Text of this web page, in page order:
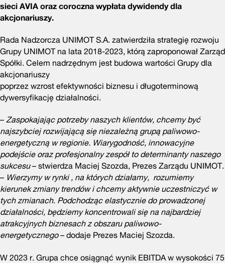
sieci AVIA oraz coroczna wypłata dywidendy dla
akcjonariuszy.
Rada Nadzorcza UNIMOT S.A. zatwierdziła strategię rozwoju
Grupy UNIMOT na lata 2018-2023, którą zaproponował Zarząd
Spółki. Celem nadrzędnym jest budowa wartości Grupy dla
akcjonariuszy
poprzez wzrost efektywności biznesu i długoterminową
dywersyfikację działalności.
– Zaspokajając potrzeby naszych klientów, chcemy być
najszybciej rozwijającą się niezależną grupą paliwowo-
energetyczną w regionie. Wiarygodność, innowacyjne
podejście oraz profesjonalny zespół to determinanty naszego
sukcesu– stwierdza Maciej Szozda, Prezes Zarządu UNIMOT.
– Wierzymy w rynki , na których działamy, rozumiemy
kierunek zmiany trendów i chcemy aktywnie uczestniczyć w
tych zmianach. Podchodząc elastycznie do prowadzonej
działalności, będziemy koncentrowali się na najbardziej
atrakcyjnych biznesach z obszaru paliwowo-
energetycznego– dodaje Prezes Maciej Szozda.
W 2023 r. Grupa chce osiągnąć wynik EBITDA w wysokości 75